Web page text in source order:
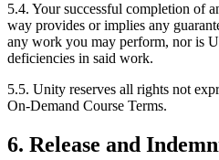
5.4. Your successful completion of
way provides or implies any
any work you may perform, nor is
deficiencies in said work.
5.5. Unity reserves all rights not
On-Demand Course Terms.
6. Release and